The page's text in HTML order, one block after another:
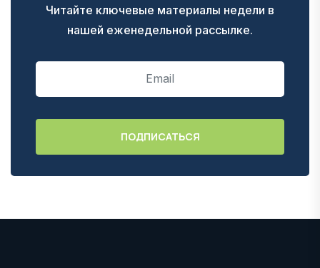
Читайте ключевые материалы недели в
нашей еженедельной рассылке.